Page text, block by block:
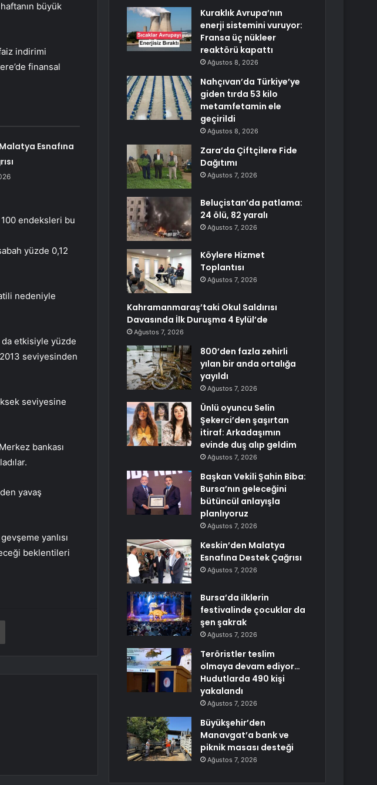
büyük
indirimi
finansal
Esnafına
endeksleri bu
yüzde 0,12
nedeniyle
da etkisiyle yüzde
seviyesinden
seviyesine
bankası
yavaş
yanlısı
beklentileri
Yazdır
Kuraklık Avrupa’nın
enerji sistemini vuruyor:
Fransa üç nükleer
reaktörü kapattı
Ağustos 8, 2026
Nahçıvan’da Türkiye’ye
giden tırda 53 kilo
metamfetamin ele
geçirildi
Ağustos 8, 2026
Zara’da Çiftçilere Fide
Dağıtımı
Ağustos 7, 2026
Beluçistan’da patlama:
24 ölü, 82 yaralı
Ağustos 7, 2026
Köylere Hizmet
Toplantısı
Ağustos 7, 2026
Kahramanmaraş’taki Okul Saldırısı
Davasında İlk Duruşma 4 Eylül’de
Ağustos 7, 2026
800’den fazla zehirli
yılan bir anda ortalığa
yayıldı
Ağustos 7, 2026
Ünlü oyuncu Selin
Şekerci’den şaşırtan
itiraf: Arkadaşımın
evinde duş alıp geldim
Ağustos 7, 2026
Başkan Vekili Şahin Biba:
Bursa’nın geleceğini
bütüncül anlayışla
planlıyoruz
Ağustos 7, 2026
Keskin’den Malatya
Esnafına Destek Çağrısı
Ağustos 7, 2026
Bursa’da ilklerin
festivalinde çocuklar da
şen şakrak
Ağustos 7, 2026
Teröristler teslim
olmaya devam ediyor…
Hudutlarda 490 kişi
yakalandı
Ağustos 7, 2026
Büyükşehir’den
Manavgat’a bank ve
piknik masası desteği
Ağustos 7, 2026